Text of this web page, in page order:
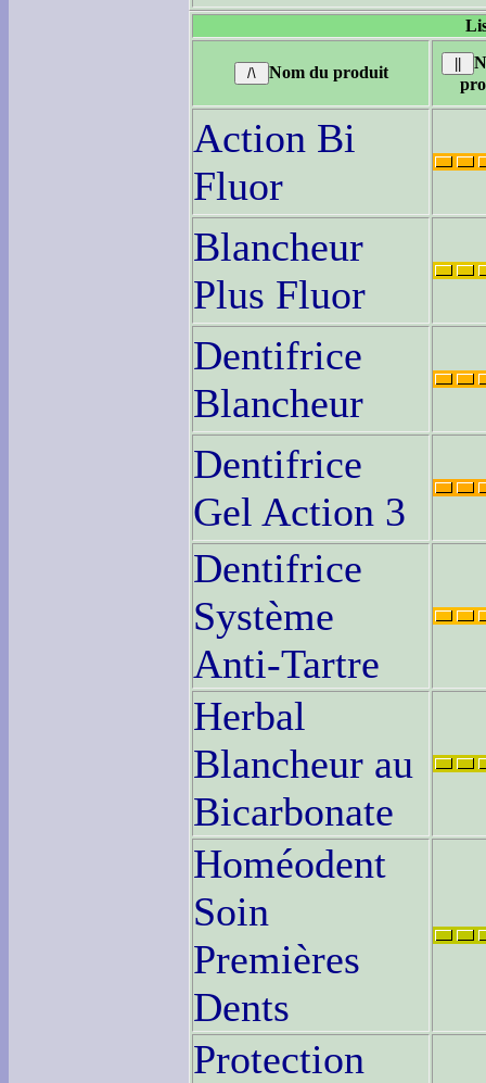
Nom du produit
Action Bi
Fluor
Blancheur
Plus Fluor
Dentifrice
Blancheur
Dentifrice
Gel Action 3
Dentifrice
Système
Anti-Tartre
Herbal
Blancheur au
Bicarbonate
Homéodent
Soin
Premières
Dents
Protection